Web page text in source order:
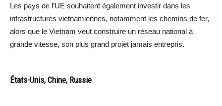
Les pays de l’UE souhaitent également investir dans les
infrastructures vietnamiennes, notamment les chemins de fer,
alors que le Vietnam veut construire un réseau national à
grande vitesse, son plus grand projet jamais entrepris.
États-Unis, Chine, Russie